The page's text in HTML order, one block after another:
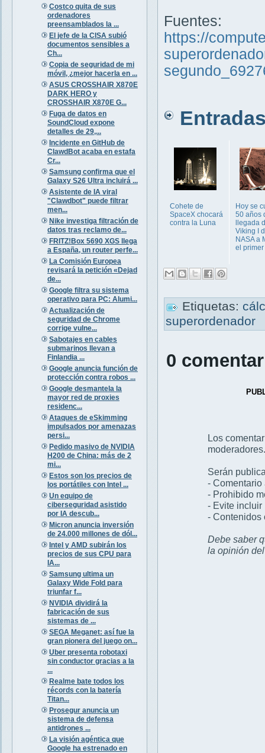
Costco quita de sus
ordenadores
preensamblados la ...
El jefe de la CISA subió
documentos sensibles a
Ch...
Copia de seguridad de mi
móvil, ¿mejor hacerla en ...
ASUS CROSSHAIR X870E
DARK HERO y
CROSSHAIR X870E G...
Fuga de datos en
SoundCloud expone
detalles de 29,...
Incidente en GitHub de
ClawdBot acaba en estafa
Cr...
Samsung confirma que el
Galaxy S26 Ultra incluirá ...
Asistente de IA viral
"Clawdbot" puede filtrar
men...
Nike investiga filtración de
datos tras reclamo de...
FRITZ!Box 5690 XGS llega
a España, un router perfe...
La Comisión Europea
revisará la petición «Dejad
de...
Google filtra su sistema
operativo para PC: Alumi...
Actualización de
seguridad de Chrome
corrige vulne...
Sabotajes en cables
submarinos llevan a
Finlandia ...
Google anuncia función de
protección contra robos ...
Google desmantela la
mayor red de proxies
residenc...
Ataques de eSkimming
impulsados por amenazas
persi...
Pedido masivo de NVIDIA
H200 de China: más de 2
mi...
Estos son los precios de
los portátiles con Intel ...
Un equipo de
ciberseguridad asistido
por IA descub...
Micron anuncia inversión
de 24.000 millones de dól...
Intel y AMD subirán los
precios de sus CPU para
IA...
Samsung ultima un
Galaxy Wide Fold para
triunfar f...
NVIDIA dividirá la
fabricación de sus
sistemas de ...
SEGA Meganet: así fue la
gran pionera del juego on...
Uber presenta robotaxi
sin conductor gracias a la
...
Realme bate todos los
récords con la batería
Titan...
Prosegur anuncia un
sistema de defensa
antidrones ...
La visión agéntica que
Google ha estrenado en
Fuentes:
https://
Entradas
Cohete de
SpaceX chocará
contra la Luna
Hoy se
50 años
llegada
Viking I
NASA a
el primer
Etiquetas:
superordenador
0
Los
moderadores.
Serán
- Comentario
- Prohibido
- Evite incluir
- Contenidos
Debe saber
la opinión